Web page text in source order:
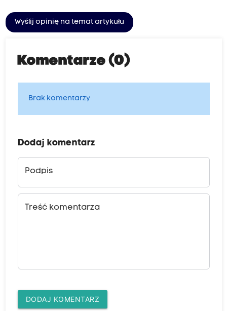
Wyślij opinię na temat artykułu
Komentarze (0)
Brak komentarzy
Dodaj komentarz
Podpis
Treść komentarza
DODAJ KOMENTARZ